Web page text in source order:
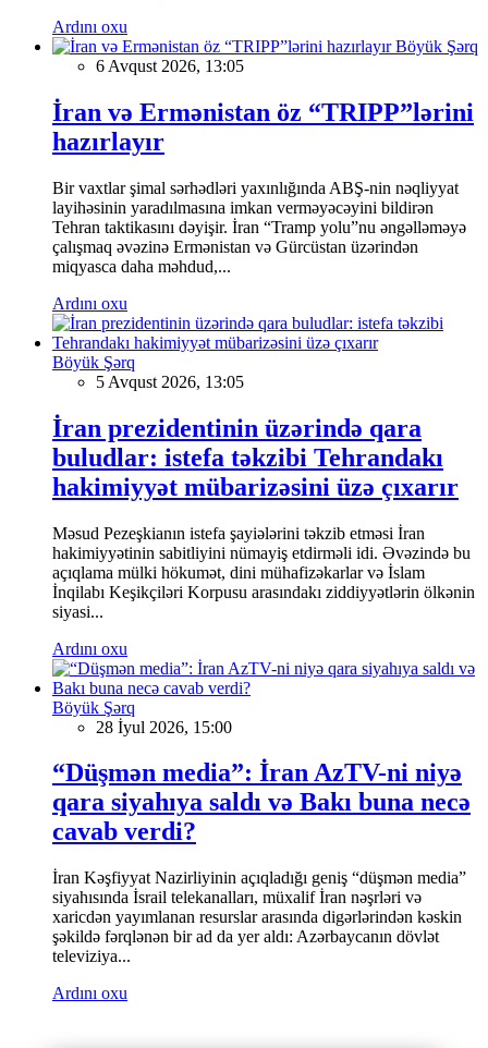
Ardını oxu
Böyük Şərq
6 Avqust 2026, 13:05
İran və Ermənistan öz “TRIPP”lərini
hazırlayır
Bir vaxtlar şimal sərhədləri yaxınlığında ABŞ-nin nəqliyyat
layihəsinin yaradılmasına imkan verməyəcəyini bildirən
Tehran taktikasını dəyişir. İran “Tramp yolu”nu əngəlləməyə
çalışmaq əvəzinə Ermənistan və Gürcüstan üzərindən
miqyasca daha məhdud,...
Ardını oxu
Böyük Şərq
5 Avqust 2026, 13:05
İran prezidentinin üzərində qara
buludlar: istefa təkzibi Tehrandakı
hakimiyyət mübarizəsini üzə çıxarır
Məsud Pezeşkianın istefa şayiələrini təkzib etməsi İran
hakimiyyətinin sabitliyini nümayiş etdirməli idi. Əvəzində bu
açıqlama mülki hökumət, dini mühafizəkarlar və İslam
İnqilabı Keşikçiləri Korpusu arasındakı ziddiyyətlərin ölkənin
siyasi...
Ardını oxu
Böyük Şərq
28 İyul 2026, 15:00
“Düşmən media”: İran AzTV-ni niyə
qara siyahıya saldı və Bakı buna necə
cavab verdi?
İran Kəşfiyyat Nazirliyinin açıqladığı geniş “düşmən media”
siyahısında İsrail telekanalları, müxalif İran nəşrləri və
xaricdən yayımlanan resurslar arasında digərlərindən kəskin
şəkildə fərqlənən bir ad da yer aldı: Azərbaycanın dövlət
televiziya...
Ardını oxu